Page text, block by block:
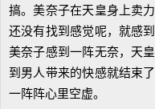
搞。美奈子在天皇身上卖
还没有找到感觉呢，就感
美奈子感到一阵无奈，天
到男人带来的快感就结束
一阵阵心里空虚。